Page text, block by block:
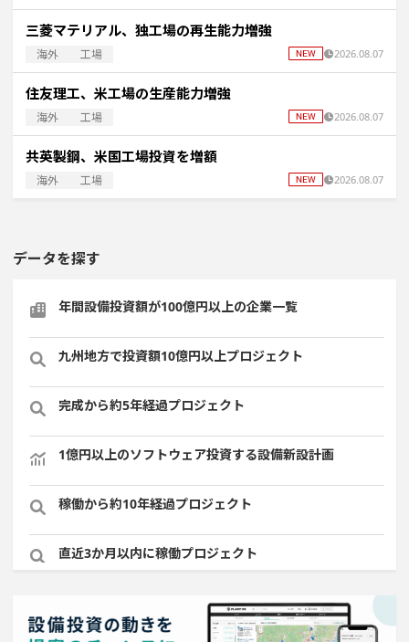
三菱マテリアル、独工場の再生能力増強
海外 工場 2026.08.07
住友理工、米工場の生産能力増強
海外 工場 2026.08.07
共英製鋼、米国工場投資を増額
海外 工場 2026.08.07
データを探す
年間設備投資額が100億円以上の企業一覧
九州地方で投資額10億円以上プロジェクト
完成から約5年経過プロジェクト
1億円以上のソフトウェア投資する設備新設計画
稼働から約10年経過プロジェクト
直近3か月以内に稼働プロジェクト
直近3か月以内に完成プロジェクト